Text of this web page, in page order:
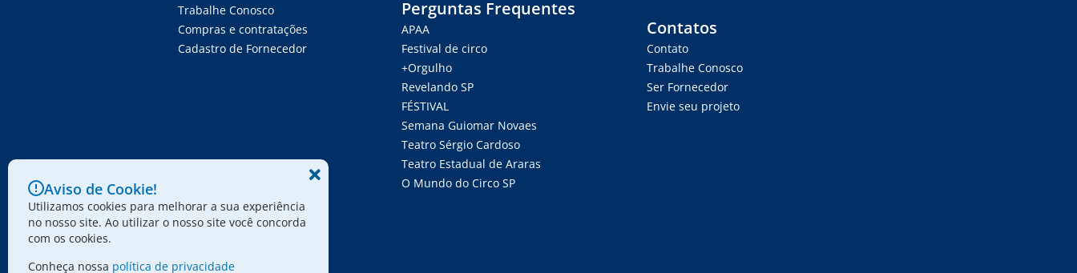
Trabalhe Conosco
Compras e contratações
Cadastro de Fornecedor
Perguntas Frequentes
APAA
Festival de circo
+Orgulho
Revelando SP
FÉSTIVAL
Semana Guiomar Novaes
Teatro Sérgio Cardoso
Teatro Estadual de Araras
O Mundo do Circo SP
Contatos
Contato
Trabalhe Conosco
Ser Fornecedor
Envie seu projeto
Aviso de Cookie!
Utilizamos cookies para melhorar a sua experiência
no nosso site. Ao utilizar o nosso site você concorda
com os cookies.
Conheça nossa política de privacidade